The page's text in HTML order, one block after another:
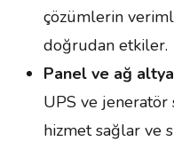
çözümlerin
doğrudan etkiler.
Panel ve ağ
UPS ve jeneratör
hizmet sağlar ve